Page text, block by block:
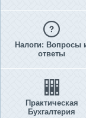
Налоги: Вопросы
ответы
Практическая
Бухгалтерия